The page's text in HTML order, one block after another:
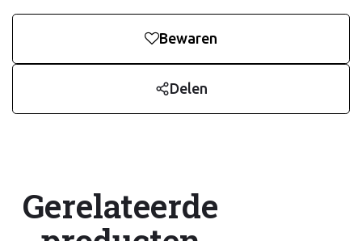
Bewaren
Delen
Gerelateerde